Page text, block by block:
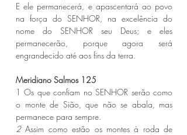
E ele permanecerá, e apascentará ao povo
na força do SENHOR, na excelência do
nome do SENHOR seu Deus; e eles
permanecerão, porque agora será
engrandecido até aos fins da terra.
Meridiano Salmos 125
1 Os que confiam no SENHOR serão como
o monte de Sião, que não se abala, mas
permanece para sempre.
2 Assim como estão os montes à roda de